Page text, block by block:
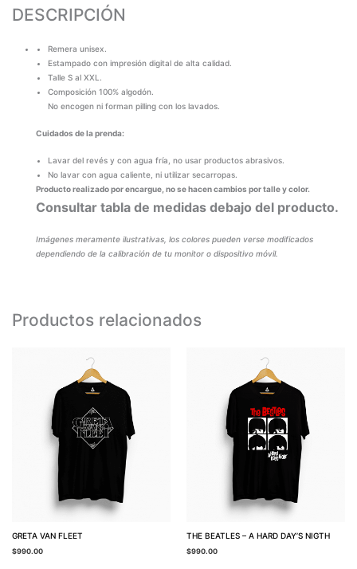
DESCRIPCIÓN
Remera unisex.
Estampado con impresión digital de alta calidad.
Talle S al XXL.
Composición 100% algodón.
No encogen ni forman pilling con los lavados.
Cuidados de la prenda:
Lavar del revés y con agua fría, no usar productos abrasivos.
No lavar con agua caliente, ni utilizar secarropas.
Producto realizado por encargue, no se hacen cambios por talle y color.
Consultar tabla de medidas debajo del producto.
Imágenes meramente ilustrativas, los colores pueden verse modificados
dependiendo de la calibración de tu monitor o dispositivo móvil.
Productos relacionados
GRETA VAN FLEET
$990.00
THE BEATLES – A HARD DAY’S NIGTH
$990.00